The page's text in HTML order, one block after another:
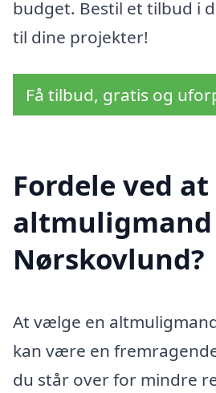
budget. Bestil et tilbud i
til dine projekter!
Få tilbud, gratis og
Fordele ved
Nørskovlund?
At vælge en
kan være en
du står over for mindre